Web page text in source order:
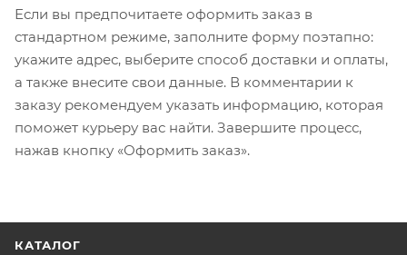
Если вы предпочитаете оформить заказ в
стандартном режиме, заполните форму поэтапно:
укажите адрес, выберите способ доставки и оплаты,
а также внесите свои данные. В комментарии к
заказу рекомендуем указать информацию, которая
поможет курьеру вас найти. Завершите процесс,
нажав кнопку «Оформить заказ».
КАТАЛОГ